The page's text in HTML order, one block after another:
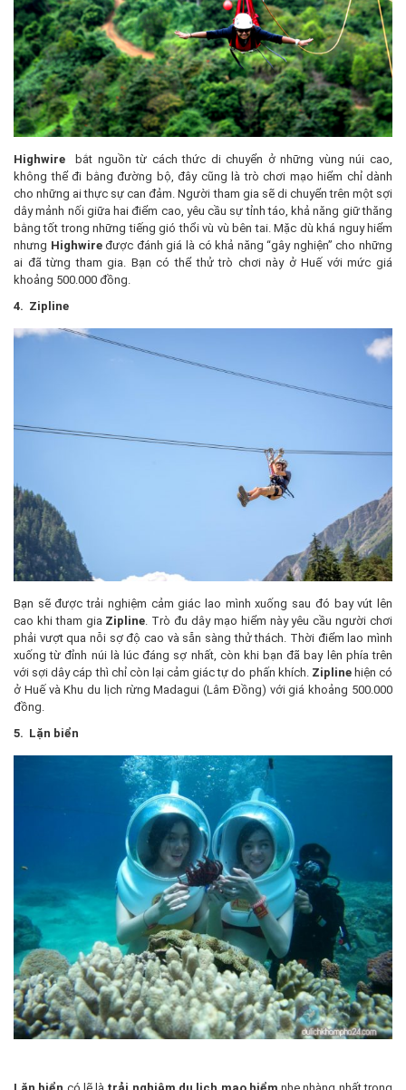
Highwire
bắt nguồn từ cách thức di chuyển ở những vùng núi cao,
không thể đi bằng đường bộ, đây cũng là trò chơi mạo hiểm chỉ dành
cho những ai thực sự can đảm. Người tham gia sẽ di chuyển trên một sợi
dây mảnh nối giữa hai điểm cao, yêu cầu sự tỉnh táo, khả năng giữ thăng
bằng tốt trong những tiếng gió thổi vù vù bên tai. Mặc dù khá nguy hiểm
nhưng Highwiređược đánh giá là có khả năng “gây nghiện” cho những
ai đã từng tham gia. Bạn có thể thử trò chơi này ở Huế với mức giá
khoảng 500.000 đồng.
4. Zipline
Bạn sẽ được trải nghiệm cảm giác lao mình xuống sau đó bay vút lên
cao khi tham gia Zipline . Trò đu dây mạo hiểm này yêu cầu người chơi
phải vượt qua nỗi sợ độ cao và sẵn sàng thử thách. Thời điểm lao mình
xuống từ đỉnh núi là lúc đáng sợ nhất, còn khi bạn đã bay lên phía trên
với sợi dây cáp thì chỉ còn lại cảm giác tự do phấn khích. Ziplinehiện có
ở Huế và Khu du lịch rừng Madagui (Lâm Đồng) với giá khoảng 500.000
đồng.
5. Lặn biển